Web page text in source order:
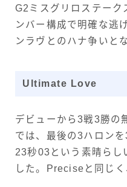
G2ミスグリロステーク
ンバー構成で明確な逃
ンラヴとのハナ争いと
Ultimate Love
デビューから3戦3勝の
では、最後の3ハロン
23秒03という素晴らし
した。Preciseと同じく